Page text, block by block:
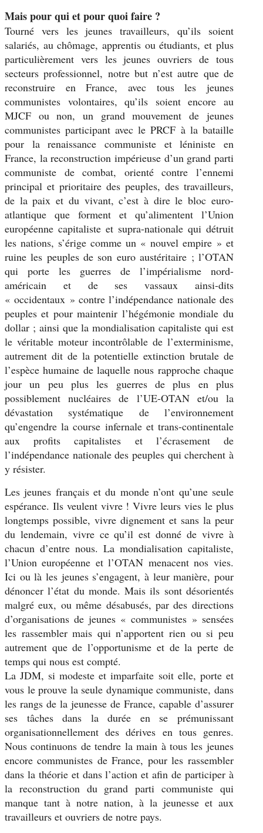
Mais pour qui et pour quoi faire ?
Tourné vers les jeunes travailleurs, qu’ils soient
salariés, au chômage, apprentis ou étudiants, et plus
particulièrement vers les jeunes ouvriers de tous
secteurs professionnel, notre but n’est autre que de
reconstruire en France, avec tous les jeunes
communistes volontaires, qu’ils soient encore au
MJCF ou non, un grand mouvement de jeunes
communistes participant avec le PRCF à la bataille
pour la renaissance communiste et léniniste en
France, la reconstruction impérieuse d’un grand parti
communiste de combat, orienté contre l’ennemi
principal et prioritaire des peuples, des travailleurs,
de la paix et du vivant, c’est à dire le bloc euro-
atlantique que forment et qu’alimentent l’Union
européenne capitaliste et supra-nationale qui détruit
les nations, s’érige comme un « nouvel empire » et
ruine les peuples de son euro austéritaire ; l’OTAN
qui porte les guerres de l’impérialisme nord-
américain et de ses vassaux ainsi-dits
« occidentaux » contre l’indépendance nationale des
peuples et pour maintenir l’hégémonie mondiale du
dollar ; ainsi que la mondialisation capitaliste qui est
le véritable moteur incontrôlable de l’exterminisme,
autrement dit de la potentielle extinction brutale de
l’espèce humaine de laquelle nous rapproche chaque
jour un peu plus les guerres de plus en plus
possiblement nucléaires de l’UE-OTAN et/ou la
dévastation systématique de l’environnement
qu’engendre la course infernale et trans-continentale
aux profits capitalistes et l’écrasement de
l’indépendance nationale des peuples qui cherchent à
y résister.
Les jeunes français et du monde n’ont qu’une seule
espérance. Ils veulent vivre ! Vivre leurs vies le plus
longtemps possible, vivre dignement et sans la peur
du lendemain, vivre ce qu’il est donné de vivre à
chacun d’entre nous. La mondialisation capitaliste,
l’Union européenne et l’OTAN menacent nos vies.
Ici ou là les jeunes s’engagent, à leur manière, pour
dénoncer l’état du monde. Mais ils sont désorientés
malgré eux, ou même désabusés, par des directions
d’organisations de jeunes « communistes » sensées
les rassembler mais qui n’apportent rien ou si peu
autrement que de l’opportunisme et de la perte de
temps qui nous est compté.
La JDM, si modeste et imparfaite soit elle, porte et
vous le prouve la seule dynamique communiste, dans
les rangs de la jeunesse de France, capable d’assurer
ses tâches dans la durée en se prémunissant
organisationnellement des dérives en tous genres.
Nous continuons de tendre la main à tous les jeunes
encore communistes de France, pour les rassembler
dans la théorie et dans l’action et afin de participer à
la reconstruction du grand parti communiste qui
manque tant à notre nation, à la jeunesse et aux
travailleurs et ouvriers de notre pays.